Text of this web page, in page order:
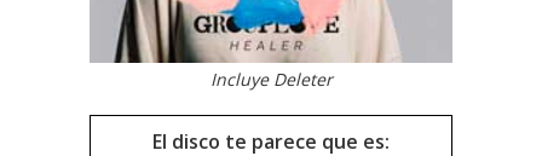
Incluye Deleter
El disco te parece que es: